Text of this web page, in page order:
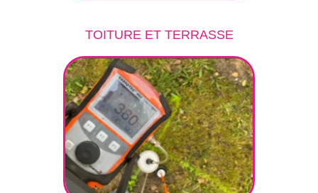
TOITURE ET TERRASSE